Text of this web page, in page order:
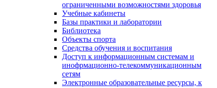
ограниченными возможностями здоровья
Учебные кабинеты
Базы практики и лаборатории
Библиотека
Объекты спорта
Средства обучения и воспитания
Доступ к информационным системам и
инофрмационно-телекоммуникационным
сетям
Электронные образовательные ресурсы, к